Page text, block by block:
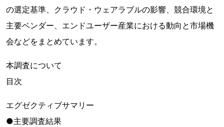
の選定基準、クラウド・ウェアラブルの影響、競合環境と
主要ベンダー、エンドユーザー産業における動向と市場機
会などをまとめています。
本調査について
目次
エグゼクティブサマリー
●主要調査結果